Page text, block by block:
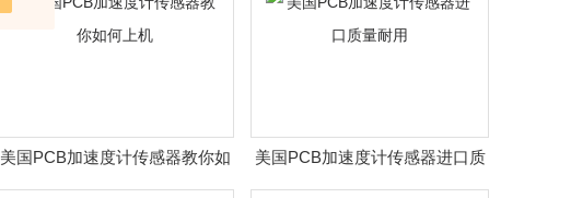
美国PCB加速度计传感器教你如
何上机
美国PCB加速度计传感器进口质
量耐用